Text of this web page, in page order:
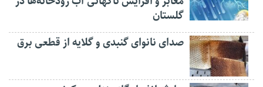
گلستان
صدای نانوای گنبدی و گلایه از قطعی برق